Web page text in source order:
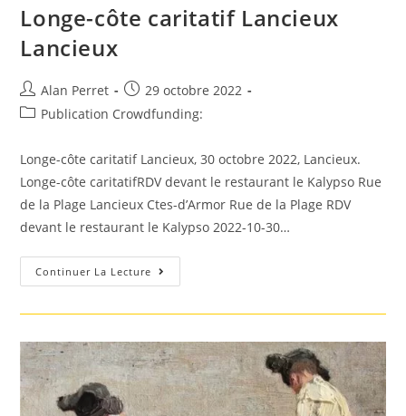
Longe-côte caritatif Lancieux
Lancieux
Auteur/autrice
de
Alan Perret
Post
published:
29 octobre 2022
PostPublication Crowdfunding:
Longe-côte caritatif Lancieux, 30 octobre 2022, Lancieux.
Longe-côte caritatifRDV devant le restaurant le Kalypso Rue
de la Plage Lancieux Ctes-d’Armor Rue de la Plage RDV
devant le restaurant le Kalypso 2022-10-30…
Continuer La Lecture Longe-
Côte